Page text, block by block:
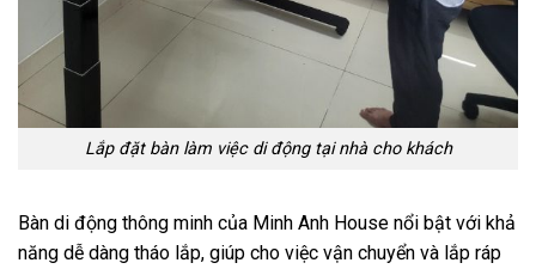
Lắp đặt bàn làm việc di động tại nhà cho khách
Bàn di động thông minh của Minh Anh House nổi bật với khả
năng dễ dàng tháo lắp, giúp cho việc vận chuyển và lắp ráp